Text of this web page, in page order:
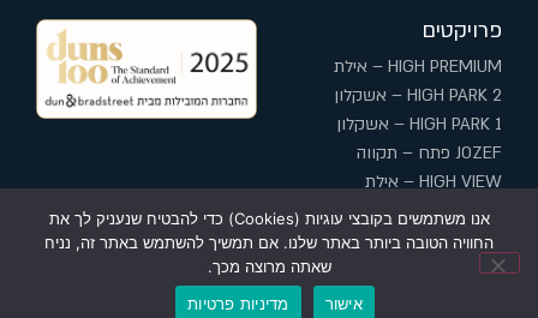
פרויקטים
HIGH PREMIUM – אילת
HIGH PARK 2 – אשקלון
HIGH PARK 1 – אשקלון
JOZEF פתח – תקווה
HIGH VIEW – אילת
HIGH בשדרה – עפולה
חי נחמיאס – כל הזכויות שמורות© |מדיניות פרטיות
אנו משתמשים בקובצי עוגיות (Cookies) כדי להבטיח שנעניק לך את
החוויה הטובה ביותר באתר שלנו. אם תמשיך להשתמש באתר זה, נניח
שאתה מרוצה מכך.
אישור
מדיניות פרטיות